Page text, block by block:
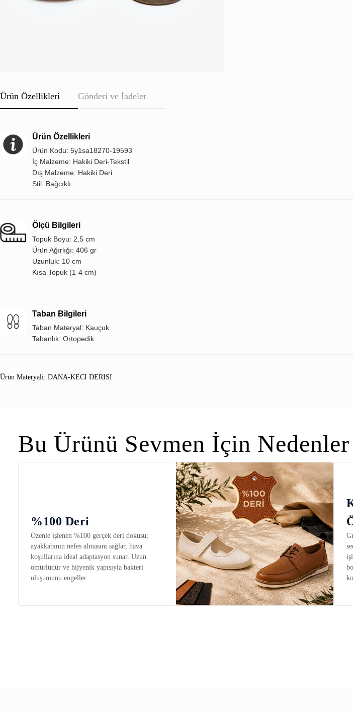
Ürün Özellikleri Gönderi ve İadeler
Ürün Özellikleri
Ürün Kodu: 5y1sa18270-19593
İç Malzeme: Hakiki Deri-Tekstil
Dış Malzeme: Hakiki Deri
Stil: Bağcıklı
Ölçü Bilgileri
Topuk Boyu: 2,5 cm
Ürün Ağırlığı: 406 gr
Uzunluk: 10 cm
Kısa Topuk (1-4 cm)
Taban Bilgileri
Taban Materyal: Kauçuk
Tabanlık: Ortopedik
Ürün Materyali: DANA-KECI DERISI
Bu Ürünü Sevmen İçin Nedenler
%100 Deri
Özenle işlenen %100 gerçek deri dokusu;
ayakkabının nefes almasını sağlar, hava
koşullarına ideal adaptasyon sunar. Uzun
ömürlüdür ve hijyenik yapısıyla bakteri
oluşumunu engeller.